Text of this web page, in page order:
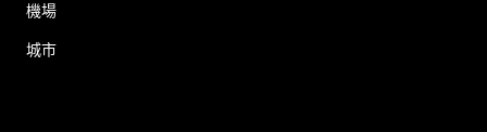
機場
城市